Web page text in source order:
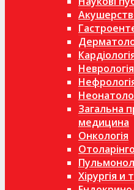
Неврологія
Загальна
медицина
Онкологія
Хірургія и